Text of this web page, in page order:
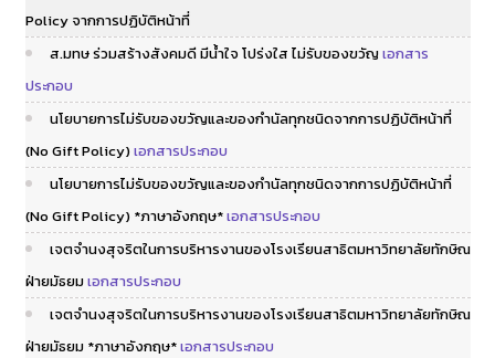
Policy จากการปฏิบัติหน้าที่
ส.มทษ ร่วมสร้างสังคมดี มีน้ำใจ โปร่งใส ไม่รับของขวัญเอกสาร
ประกอบ
นโยบายการไม่รับของขวัญและของกํานัลทุกชนิดจากการปฏิบัติหน้าที่
(No Gift Policy)เอกสารประกอบ
นโยบายการไม่รับของขวัญและของกํานัลทุกชนิดจากการปฏิบัติหน้าที่
(No Gift Policy) *ภาษาอังกฤษ*เอกสารประกอบ
เจตจำนงสุจริตในการบริหารงานของโรงเรียนสาธิตมหาวิทยาลัยทักษิณ
ฝ่ายมัธยมเอกสารประกอบ
เจตจำนงสุจริตในการบริหารงานของโรงเรียนสาธิตมหาวิทยาลัยทักษิณ
ฝ่ายมัธยม *ภาษาอังกฤษ*เอกสารประกอบ